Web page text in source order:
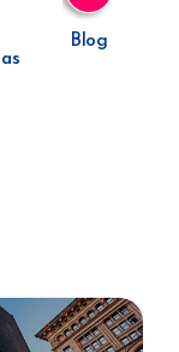
Blog